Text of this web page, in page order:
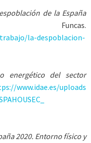
de la España
la-despoblacion-
energético del sector
www.idae.es/uploads
2020. Entorno físico y